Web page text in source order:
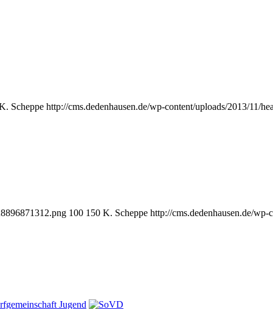
Scheppe http://cms.dedenhausen.de/wp-content/uploads/2013/11/
100 150 K. Scheppe http://cms.dedenhausen.de/